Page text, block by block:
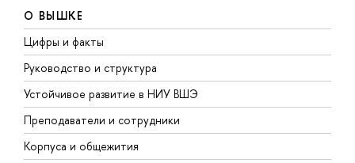
О ВЫШКЕ
Цифры и факты
Руководство и структура
Устойчивое развитие в НИУ ВШЭ
Преподаватели и сотрудники
Корпуса и общежития